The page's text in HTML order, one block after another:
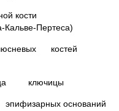
кости
Пертеса)
костей
ключицы
эпифизарных оснований